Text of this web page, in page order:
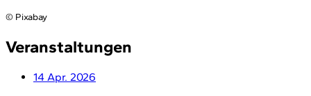
© Pixabay
Veranstaltungen
14 Apr. 2026